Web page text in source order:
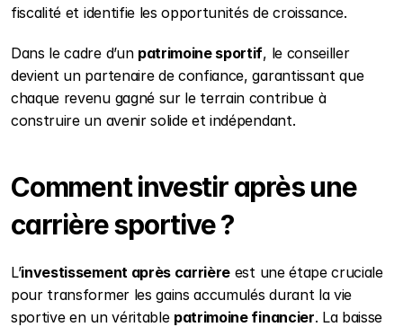
fiscalité et identifie les opportunités de croissance.
Dans le cadre d’un patrimoine sportif, le conseiller
devient un partenaire de confiance, garantissant que
chaque revenu gagné sur le terrain contribue à
construire un avenir solide et indépendant.
Comment investir après une
carrière sportive ?
L’investissement après carrière est une étape cruciale
pour transformer les gains accumulés durant la vie
sportive en un véritable patrimoine financier. La baisse